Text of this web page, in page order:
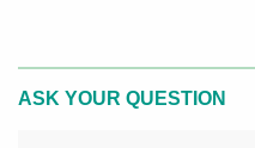
ASK YOUR QUESTION